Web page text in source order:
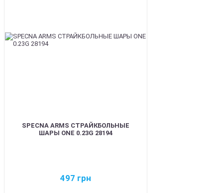
SPECNA ARMS СТРАЙКБОЛЬНЫЕ
ШАРЫ ONE 0.23G 28194
497 грн